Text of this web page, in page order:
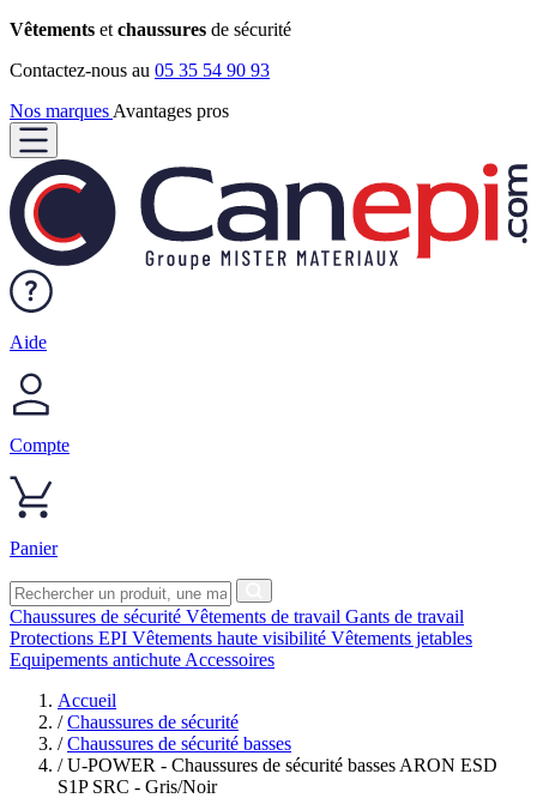
Vêtements et chaussures de sécurité
Contactez-nous au 05 35 54 90 93
Nos marques Avantages pros
Aide
Compte
Panier
Chaussures de sécurité Vêtements de travail Gants de travail
Protections EPI Vêtements haute visibilité Vêtements jetables
Equipements antichute Accessoires
Accueil
/ Chaussures de sécurité
/ Chaussures de sécurité basses
/ U-POWER - Chaussures de sécurité basses ARON ESD
S1P SRC - Gris/Noir